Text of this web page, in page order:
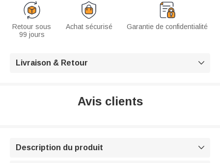
Retour sous
99 jours
Achat sécurisé Garantie de confidentialité
Livraison & Retour 
Avis clients
Description du produit 